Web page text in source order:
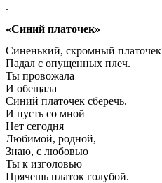
.
«Синий платочек»
Синенький, скромный платочек
Падал с опущенных плеч.
Ты провожала
И обещала
Синий платочек сберечь.
И пусть со мной
Нет сегодня
Любимой, родной,
Знаю, с любовью
Ты к изголовью
Прячешь платок голубой.